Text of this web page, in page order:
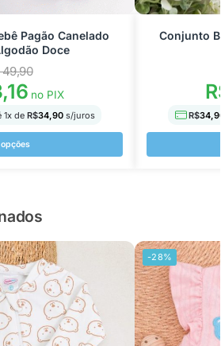
Pagão Canelado
Doce
49,90
no PIX
1x de R$34,90s/juros
Conjunto
R$
-28%